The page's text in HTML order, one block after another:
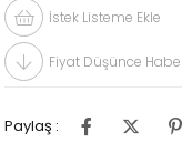
İstek Listeme Ekle
Fiyat Düşünce
Paylaş :